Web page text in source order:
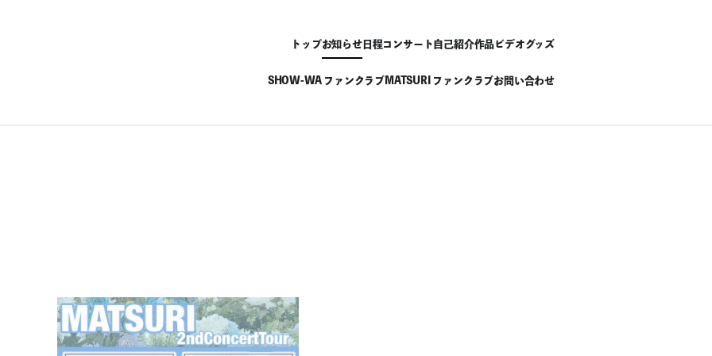
トップお知らせ日程コンサート自己紹介作品ビデオグッズ
SHOW-WA ファンクラブMATSURI ファンクラブお問い合わせ